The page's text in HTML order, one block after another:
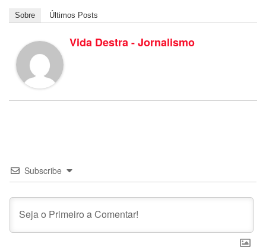
Sobre Últimos Posts
Vida Destra - Jornalismo
Subscribe